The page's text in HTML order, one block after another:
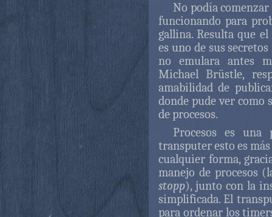
No podía comenzar
funcionando para
gallina. Resulta que
es uno de sus
no emulara antes
Michael Brüstle,
amabilidad de
donde pude ver como
de procesos.
Procesos es
transputer esto es
cualquier forma,
manejo de procesos
stopp), junto con la
simplificada. El
para ordenar los